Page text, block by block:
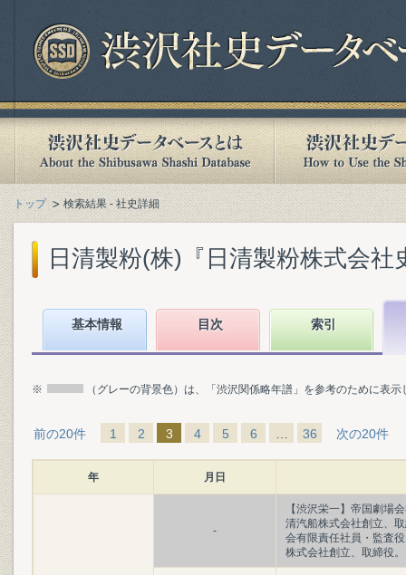
トップ 検索結果 - 社史詳細
日清製粉(株)『日清製粉株式会社
基本情報 目次 索引
※ （グレーの背景色）は、「渋沢関係略年譜」を参考のために表
前の20件 1 2 3 4 5 6 36 次の20件
年 月日
-
【渋沢栄一】帝国劇場
清汽船株式会社創立、
会有限責任社員・監査
株式会社創立、取締役